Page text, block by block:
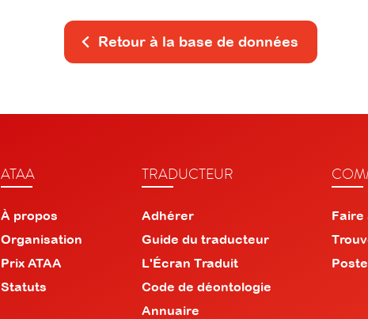
Retour à la base de données
ATAA
À propos
Organisation
Prix ATAA
Statuts
TRADUCTEUR
Adhérer
Guide du traducteur
L'Écran Traduit
Code de déontologie
Annuaire